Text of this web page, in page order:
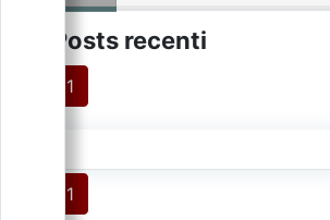
Posts recenti
1
1